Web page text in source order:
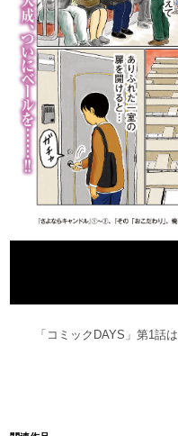
「コミックDAYS」第1話は